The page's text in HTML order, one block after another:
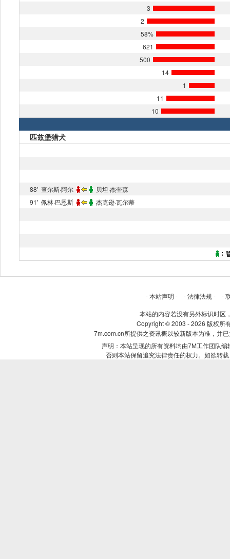
3
2
58%
621
500
14
1
11
10
匹兹堡猎犬
88' 查尔斯·阿尔
贝坦·杰奎森
91' 佩林·巴恩斯 杰克逊·瓦尔蒂
-本站声明 - -法律法规- -
本站的内容若没有另外标识时区
Copyright © 2003 - 2026 版权所
7m.com.cn所提供之资讯概以较新版本为准，并
声明：本站呈现的所有资料均由7M工作团队
否则本站保留追究法律责任的权力。如欲转